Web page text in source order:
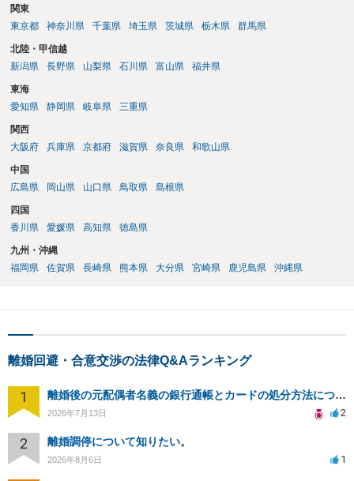
関東
東京都
神奈川県 千葉県 埼玉県 茨城県 栃木県 群馬県
北陸・甲信越
新潟県
長野県 山梨県 石川県 富山県 福井県
東海
愛知県
静岡県 岐阜県 三重県
関西
大阪府
兵庫県 京都府 滋賀県 奈良県 和歌山県
中国
広島県
岡山県 山口県 鳥取県 島根県
四国
香川県
愛媛県 高知県 徳島県
九州・沖縄
福岡県
佐賀県 長崎県 熊本県 大分県 宮崎県 鹿児島県 沖縄県
離婚回避・合意交渉の法律Q&Aランキング
1 離婚後の元配偶者名義の銀行通帳とカードの処分方法について
2026年7月13日 2
2 離婚調停について知りたい。
2026年8月6日 1